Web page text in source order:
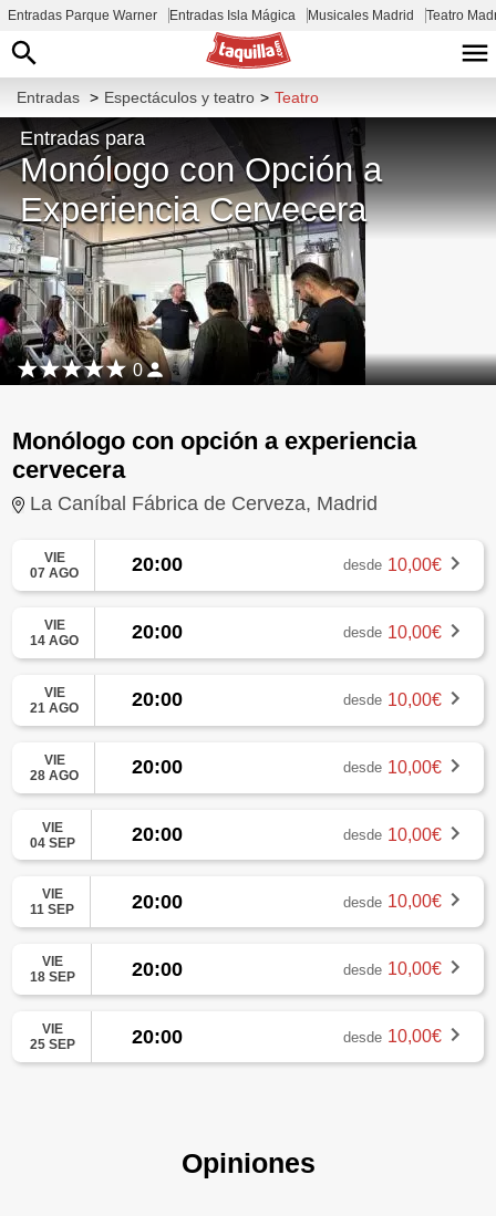
Entradas Parque Warner Entradas Isla Mágica Musicales Madrid Teatro
Entradas > Espectáculos y teatro > Teatro
Entradas para
Monólogo con Opción a
Experiencia Cervecera
0
Monólogo con opción a experiencia
cervecera
La Caníbal Fábrica de Cerveza, Madrid
VIE
07 AGO
20:00 desde 10,00€
VIE
14 AGO
20:00 desde 10,00€
VIE
21 AGO
20:00 desde 10,00€
VIE
28 AGO
20:00 desde 10,00€
VIE
04 SEP
20:00 desde 10,00€
VIE
11 SEP
20:00 desde 10,00€
VIE
18 SEP
20:00 desde 10,00€
VIE
25 SEP
20:00 desde 10,00€
Opiniones